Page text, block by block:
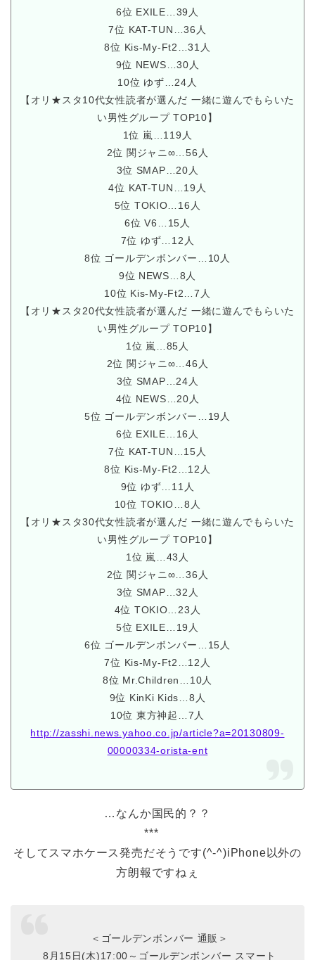
6位 EXILE…39人
7位 KAT-TUN…36人
8位 Kis-My-Ft2…31人
9位 NEWS…30人
10位 ゆず…24人
【オリ★スタ10代女性読者が選んだ 一緒に遊んでもらいた
い男性グループ TOP10】
1位 嵐…119人
2位 関ジャニ∞…56人
3位 SMAP…20人
4位 KAT-TUN…19人
5位 TOKIO…16人
6位 V6…15人
7位 ゆず…12人
8位 ゴールデンボンバー…10人
9位 NEWS…8人
10位 Kis-My-Ft2…7人
【オリ★スタ20代女性読者が選んだ 一緒に遊んでもらいた
い男性グループ TOP10】
1位 嵐…85人
2位 関ジャニ∞…46人
3位 SMAP…24人
4位 NEWS…20人
5位 ゴールデンボンバー…19人
6位 EXILE…16人
7位 KAT-TUN…15人
8位 Kis-My-Ft2…12人
9位 ゆず…11人
10位 TOKIO…8人
【オリ★スタ30代女性読者が選んだ 一緒に遊んでもらいた
い男性グループ TOP10】
1位 嵐…43人
2位 関ジャニ∞…36人
3位 SMAP…32人
4位 TOKIO…23人
5位 EXILE…19人
6位 ゴールデンボンバー…15人
7位 Kis-My-Ft2…12人
8位 Mr.Children…10人
9位 KinKi Kids…8人
10位 東方神起…7人
http://zasshi.news.yahoo.co.jp/article?a=20130809-
00000334-orista-ent
…なんか国民的？？
***
そしてスマホケース発売だそうです(^-^)iPhone以外の
方朗報ですねぇ
＜ゴールデンボンバー 通販＞
8月15日(木)17:00～ゴールデンボンバー スマート